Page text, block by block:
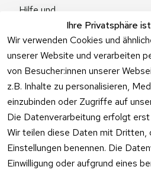
Ihre Privatsphäre
Wir verwenden Cookies und
unserer Website und verarbeiten
von Besucher:innen unserer
z.B. Inhalte zu personalisieren,
einzubinden oder Zugriffe auf
Die Datenverarbeitung erfolgt
Wir teilen diese Daten mit Dritten,
Einstellungen benennen. Die
Einwilligung oder aufgrund eines
Hilfe und
Fragen
Vertrag
widerrufen